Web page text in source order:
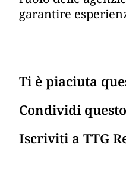
garantire
Ti è piaciuta
Condividi
Iscriviti a TTG